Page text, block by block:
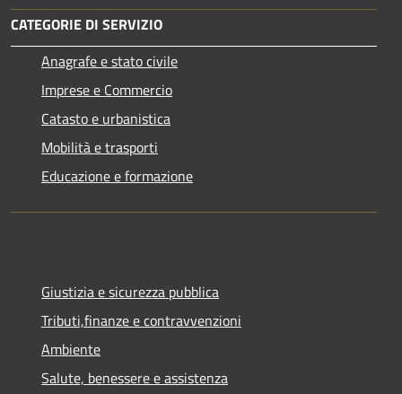
CATEGORIE DI SERVIZIO
Anagrafe e stato civile
Imprese e Commercio
Catasto e urbanistica
Mobilità e trasporti
Educazione e formazione
Giustizia e sicurezza pubblica
Tributi,finanze e contravvenzioni
Ambiente
Salute, benessere e assistenza